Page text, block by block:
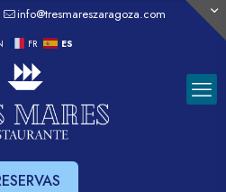
info@tresmareszaragoza.com
FR ES